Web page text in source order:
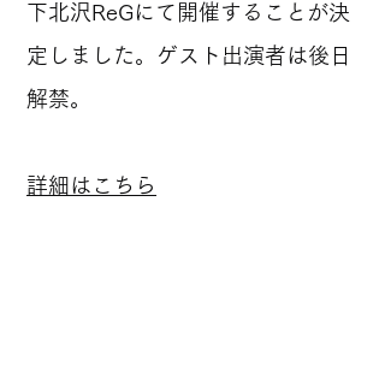
下北沢ReGにて開催することが決
定しました。ゲスト出演者は後日
解禁。
詳細はこちら